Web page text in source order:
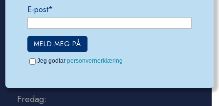
Åpningstider
Fredag:
E-post*
Jeg godtarpersonvernerklæring